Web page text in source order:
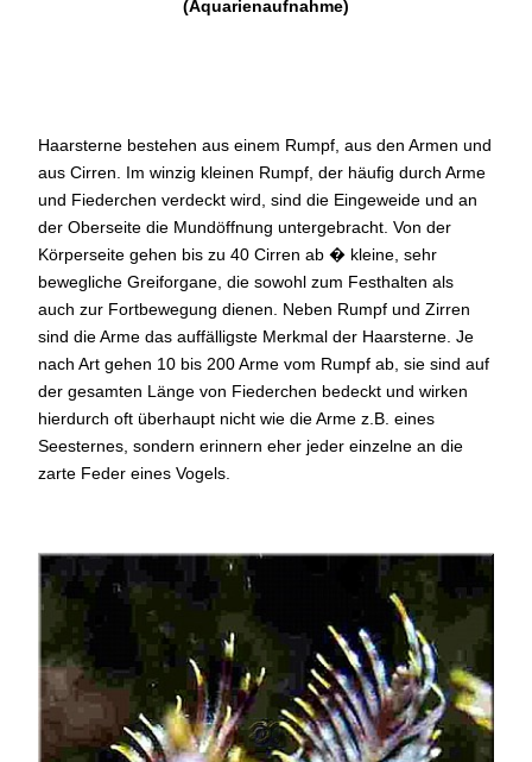
(Aquarienaufnahme)
Haarsterne bestehen aus einem Rumpf, aus den Armen und
aus Cirren. Im winzig kleinen Rumpf, der häufig durch Arme
und Fiederchen verdeckt wird, sind die Eingeweide und an
der Oberseite die Mundöffnung untergebracht. Von der
Körperseite gehen bis zu 40 Cirren ab � kleine, sehr
bewegliche Greiforgane, die sowohl zum Festhalten als
auch zur Fortbewegung dienen. Neben Rumpf und Zirren
sind die Arme das auffälligste Merkmal der Haarsterne. Je
nach Art gehen 10 bis 200 Arme vom Rumpf ab, sie sind auf
der gesamten Länge von Fiederchen bedeckt und wirken
hierdurch oft überhaupt nicht wie die Arme z.B. eines
Seesternes, sondern erinnern eher jeder einzelne an die
zarte Feder eines Vogels.